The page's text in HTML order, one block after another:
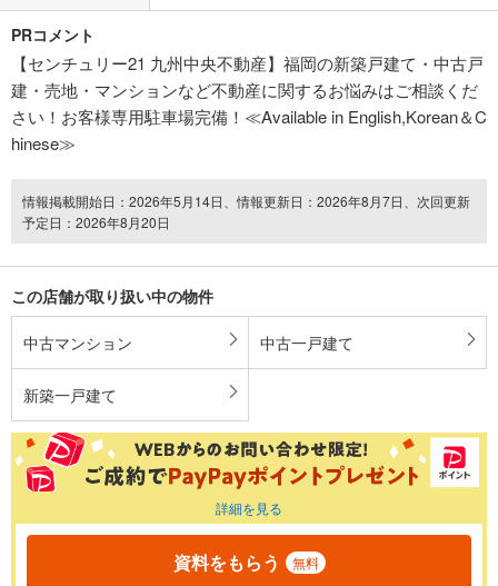
PRコメント
【センチュリー21 九州中央不動産】福岡の新築戸建て・中古戸
建・売地・マンションなど不動産に関するお悩みはご相談くだ
さい！お客様専用駐車場完備！≪Available in English,Korean＆C
hinese≫
情報掲載開始日：2026年5月14日、情報更新日：2026年8月7日、次回更新
予定日：2026年8月20日
この店舗が取り扱い中の物件
中古マンション 中古一戸建て
新築一戸建て
詳細を見る
資料をもらう 無料